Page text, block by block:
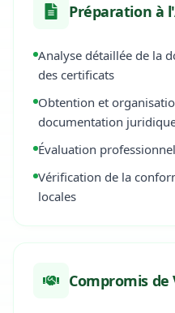
Préparation à
Analyse détaillée de la
des certificats
Obtention et
documentation
Évaluation
Vérification de la
locales
Compromis de